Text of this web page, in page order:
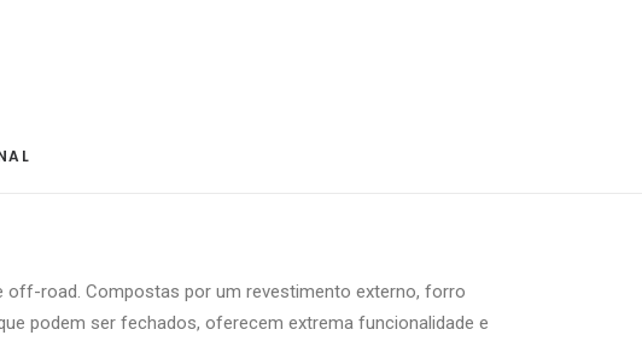
off-road. Compostas por um revestimento externo, forro
podem ser fechados, oferecem extrema funcionalidade e